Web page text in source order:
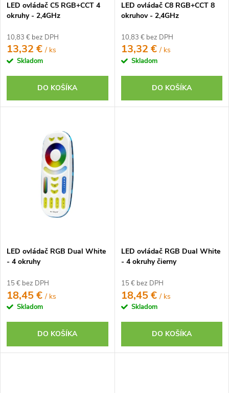
t
o
v
k
o
v
LED ovládač C5 RGB+CCT 4
okruhy - 2,4GHz
10,83 € bez DPH
13,32 €/ ks
Skladom
DO KOŠÍKA
LED ovládač C8 RGB+CCT 8
okruhov - 2,4GHz
10,83 € bez DPH
13,32 €/ ks
Skladom
DO KOŠÍKA
LED ovládač RGB Dual White
- 4 okruhy
15 € bez DPH
18,45 €/ ks
Skladom
DO KOŠÍKA
LED ovládač RGB Dual White
- 4 okruhy čierny
15 € bez DPH
18,45 €/ ks
Skladom
DO KOŠÍKA